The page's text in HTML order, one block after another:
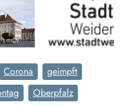
Corona
geimpft
Oberpfalz